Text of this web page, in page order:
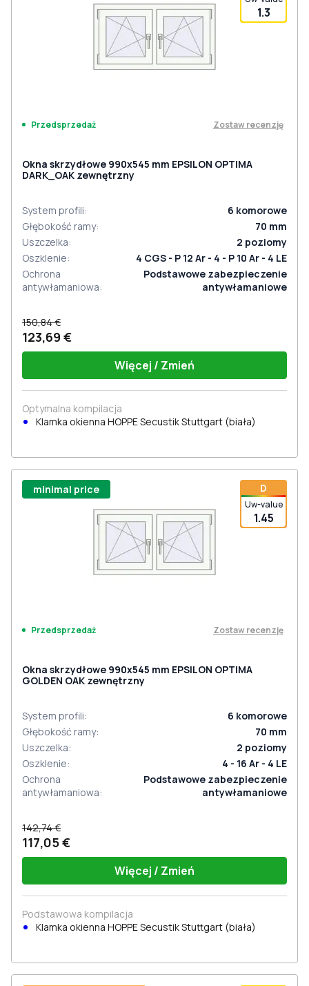
1.3
Przedsprzedaż Zostaw recenzję
Okna skrzydłowe 990x545 mm EPSILON OPTIMA
DARK_OAK zewnętrzny
System profili: 6 komorowe
Głębokość ramy: 70 mm
Uszczelka: 2 poziomy
Oszklenie:
4 CGS - P 12 Ar - 4 - P 10 Ar - 4 LE
Ochrona
antywłamaniowa:
Podstawowe zabezpieczenie
antywłamaniowe
150,84 €
123,69 €
Więcej / Zmień
Optymalna kompilacja
Klamka okienna HOPPE Secustik Stuttgart (biała)
D
Uw-value
1.45
minimal price
Przedsprzedaż Zostaw recenzję
Okna skrzydłowe 990x545 mm EPSILON OPTIMA
GOLDEN OAK zewnętrzny
System profili: 6 komorowe
Głębokość ramy: 70 mm
Uszczelka: 2 poziomy
Oszklenie:
4 - 16 Ar - 4 LE
Ochrona
antywłamaniowa:
Podstawowe zabezpieczenie
antywłamaniowe
142,74 €
117,05 €
Więcej / Zmień
Podstawowa kompilacja
Klamka okienna HOPPE Secustik Stuttgart (biała)